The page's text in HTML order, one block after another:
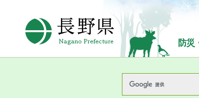
長野県Nagano Prefecture
防災